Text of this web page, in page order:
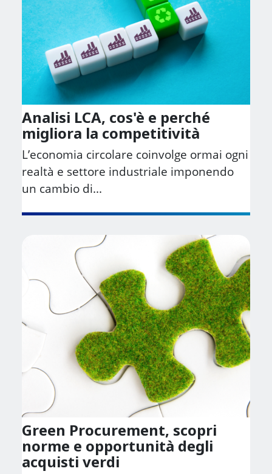
Analisi LCA, cos'è e perché
migliora la competitività
L’economia circolare coinvolge ormai ogni
realtà e settore industriale imponendo
un cambio di...
Green Procurement, scopri
norme e opportunità degli
acquisti verdi